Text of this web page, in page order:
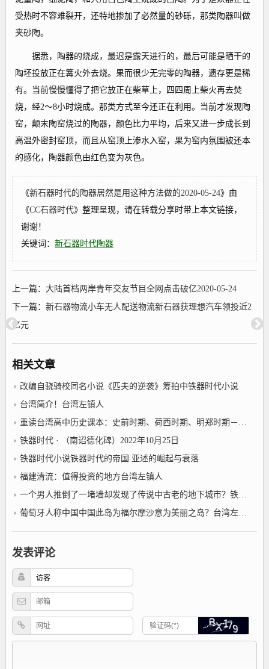
受热时不容难裂开，还特地掺加了必然量的砂砾，那类陶器叫做
夹砂陶。
据悉，陶器的烧成，最迟是露天进行的，最后可能是晒干的
陶坯投放正在篝火外去烧。果而很少无完零的陶器，遗存更是稀
有。当前慢慢懂得了把它放正在柴草上，四四周上柴火再去焚
烧，经2～8小时烧成。那类方式至今还正在利用。当前才发现陶
窑，颠末陶窑烧过的陶器，颜色比力平均，后来又进一步成长到
高温外密封窑顶，而且从窑顶上渗水入窑，果为窑内氛围被还本
的感化，陶器颜色由红色变为灰色。
《新石器时代的陶器居然是用这种方法做的2020-05-24》由
《CC石器时代》整理呈现，请在转载分享时带上本文链接，
谢谢！
关键词： 新石器时代陶器
上一篇： 大陆首档两岸青年交友节目全网点击破亿2020-05-24
下一篇： 新石器物流小车无人配送物流新石器获理想汽车领投近2
亿元
相关文章
改编自骁骑校同名小说《匹夫的逆袭》筹拍中铁器时代小说
台湾简介！台湾左镇人
重读台湾高中历史课本：史前时期、荷西时期、明郑时期－事件年表2022年10月25日台湾左镇人
铁器时代 · （南诏德化碑）2022年10月25日
铁器时代小说铁器时代的帝国 亚述的崛起与衰落
福建清流：值得投资的地方台湾左镇人
一个男人推倒了一堵墙却发现了传说中古老的地下城市？铁器时代小说
葡萄牙人称中国中国此岛为福尔摩沙意为美丽之岛？台湾左镇人
发表评论